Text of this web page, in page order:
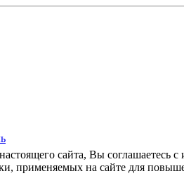
сайта, Вы соглашаетесь
применяемых на сайте для